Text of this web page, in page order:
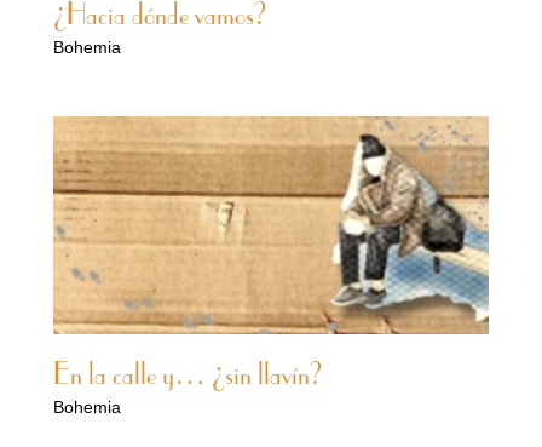
¿Hacia dónde vamos?
Bohemia
En la calle y… ¿sin llavín?
Bohemia